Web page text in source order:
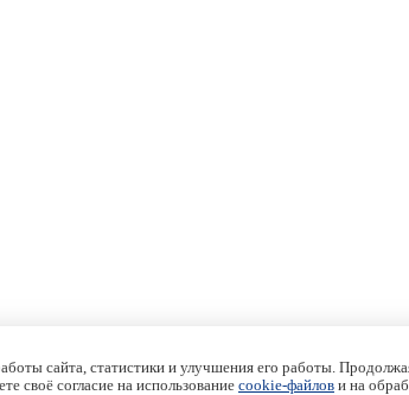
сайта, статистики и улучшения его работы.
своё согласие на использование cookie-файлов и на